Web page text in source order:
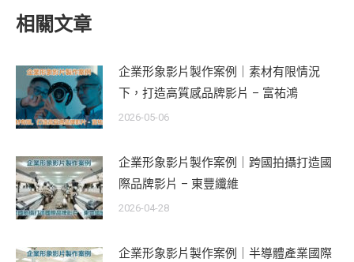
相關文章
企業形象影片製作案例｜素材有限情況
下，打造高質感品牌影片 – 富祐鴻
2026-05-06
企業形象影片製作案例｜跨國拍攝打造國
際品牌影片 – 東豐纖維
2026-04-28
企業形象影片製作案例｜半導體產業國際